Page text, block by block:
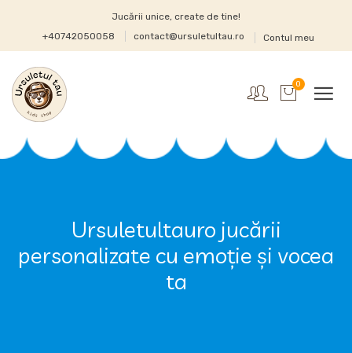
Jucării unice, create de tine!
+40742050058
contact@ursuletultau.ro Contul meu
0
Ursuletultauro jucării
personalizate cu emoție și vocea
ta